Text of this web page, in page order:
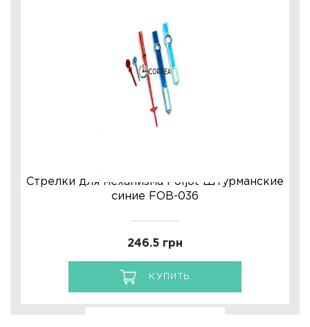
Стрелки для механизма Poljot Штурманские
синие FOB-036
246.5 грн
КУПИТЬ